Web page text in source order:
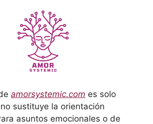
amorsystemic.com es solo
sustituye la orientación
asuntos emocionales o de